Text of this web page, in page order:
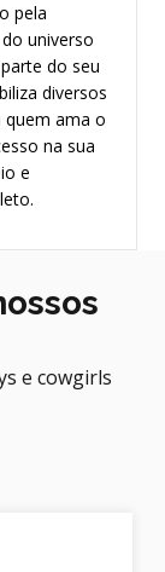
pela
universo
do seu
diversos
quem ama o
na sua
e
e cowgirls